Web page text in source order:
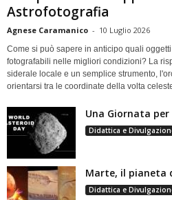
Astrofotografia
Agnese Caramanico - 10 Luglio 2026
Come si può sapere in anticipo quali
fotografabili nelle migliori condizioni? La
siderale locale e un semplice strumento,
orientarsi tra le coordinate della volta
Una Giornata
Didattica e
Marte, il pianeta
Didattica e